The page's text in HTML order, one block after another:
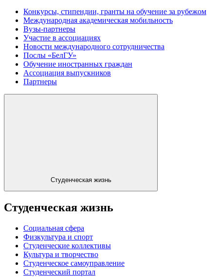
Конкурсы, стипендии, гранты на обучение за рубежом
Международная академическая мобильность
Вузы-партнеры
Участие в ассоциациях
Новости международного сотрудничества
Послы «БелГУ»
Обучение иностранных граждан
Ассоциация выпускников
Партнеры
Студенческая жизнь
Студенческая жизнь
Социальная сфера
Физкультура и спорт
Студенческие коллективы
Культура и творчество
Студенческое самоуправление
Студенческий портал